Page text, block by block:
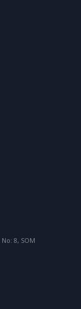
No: 8, SOM